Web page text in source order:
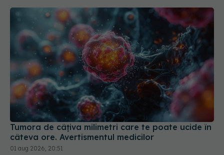
Tumora de câțiva milimetri care te poate ucide în
câteva ore. Avertismentul medicilor
01 aug 2026, 20:51